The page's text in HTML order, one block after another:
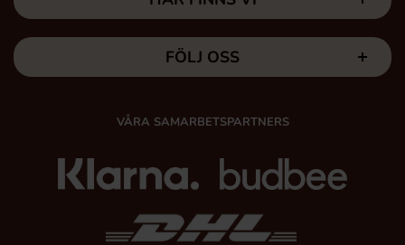
FÖLJ OSS
VÅRA SAMARBETSPARTNERS